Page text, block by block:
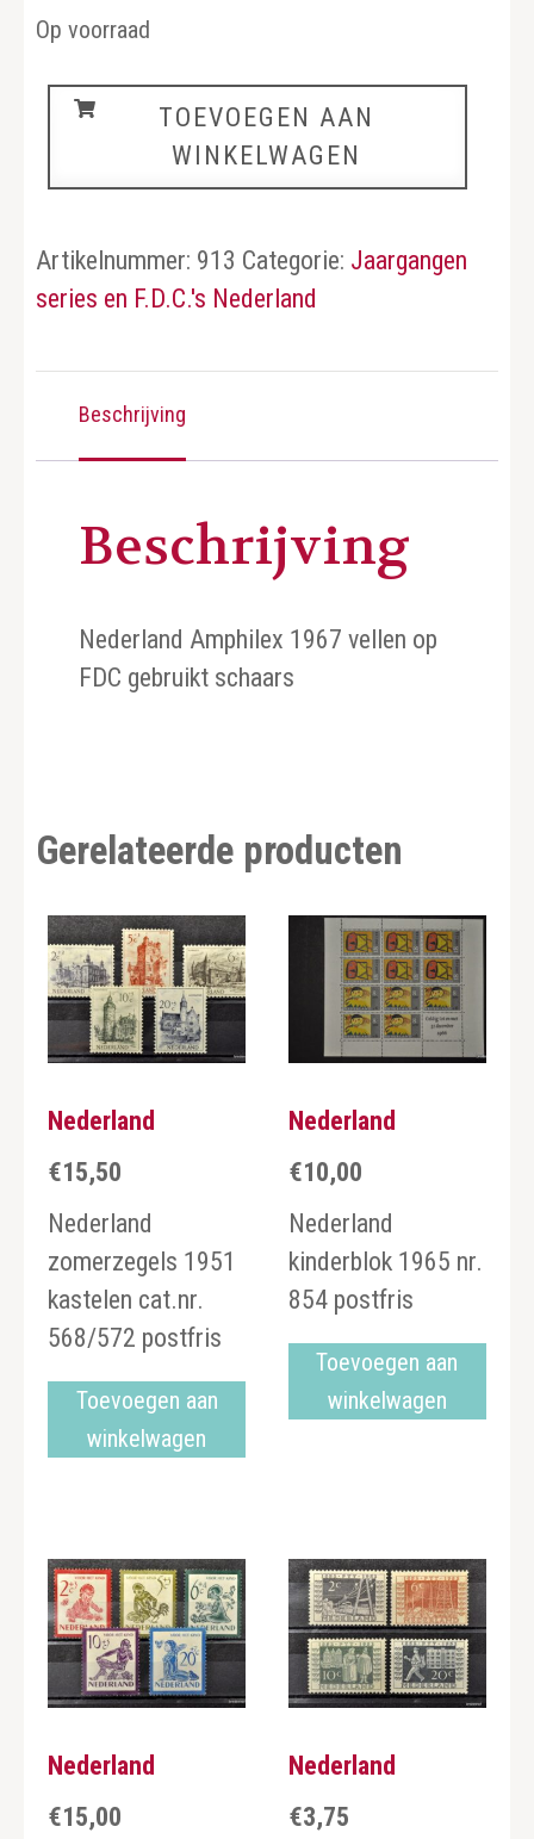
Op voorraad
Nederland
TOEVOEGEN AAN
WINKELWAGEN
Artikelnummer: 913 Categorie: Jaargangen
series en F.D.C.'s Nederland
Beschrijving
Beschrijving
Nederland Amphilex 1967 vellen op
FDC gebruikt schaars
Gerelateerde producten
Nederland
€15,50
Nederland
zomerzegels 1951
kastelen cat.nr.
568/572 postfris
Toevoegen aan
winkelwagen
Nederland
€10,00
Nederland
kinderblok 1965 nr.
854 postfris
Toevoegen aan
winkelwagen
Nederland
€15,00
Nederland
€3,75